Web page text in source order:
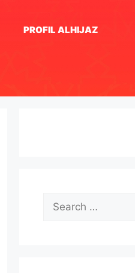
PROFIL ALHIJAZ
Search
for: